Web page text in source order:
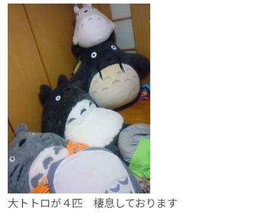
大トトロが４匹 棲息しております